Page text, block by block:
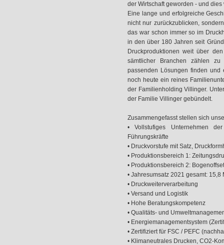
der Wirtschaft geworden - und
Eine lange und erfolgreiche
nicht nur zurückzublicken,
das war schon immer so im
in den über 180 Jahren seit
Druckproduktionen weit über
sämtlicher Branchen zählen
passenden Lösungen finden und
noch heute ein reines
der Familienholding Villinger.
der Familie Villinger gebündelt.
Zusammengefasst stellen sich
• Vollstufiges Unternehmen
Führungskräfte
• Druckvorstufe mit Satz,
• Produktionsbereich 1:
• Produktionsbereich 2:
• Jahresumsatz 2021 gesamt: 15,8
• Druckweiterverarbeitung
• Versand und Logistik
• Hohe Beratungskompetenz
• Qualitäts- und
• Energiemanagementsystem
• Zertifiziert für FSC / PEFC
• Klimaneutrales Drucken, CO2-